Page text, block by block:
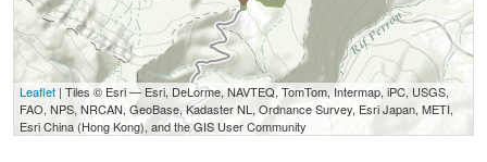
Leaflet | Tiles © Esri — Esri, DeLorme, NAVTEQ, TomTom, Intermap, iPC, USGS,
FAO, NPS, NRCAN, GeoBase, Kadaster NL, Ordnance Survey, Esri Japan, METI,
Esri China (Hong Kong), and the GIS User Community